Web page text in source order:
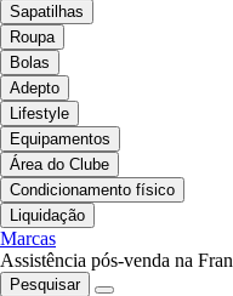
Sapatilhas
Roupa
Bolas
Adepto
Lifestyle
Equipamentos
Área do Clube
Condicionamento físico
Liquidação
Marcas
Assistência pós-venda na
Pesquisar